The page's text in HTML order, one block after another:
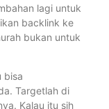
lagi untuk
backlink ke
bukan untuk
bisa
Targetlah di
Kalau itu sih